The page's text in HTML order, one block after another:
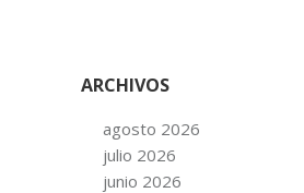
ARCHIVOS
agosto 2026
julio 2026
junio 2026